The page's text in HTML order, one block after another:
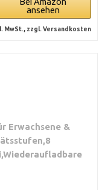
ansehen
MwSt., zzgl. Versandkosten
Erwachsene &